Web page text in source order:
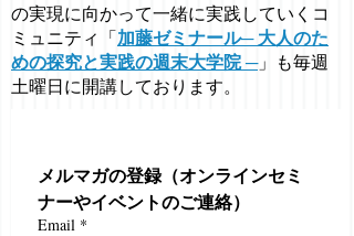
の実現に向かって一緒に実践していくコ
ミュニティ「 加藤ゼミナール─ 大人のた
めの探究と実践の週末大学院 ─」も毎週
土曜日に開講しております。
メルマガの登録（オンラインセミ
ナーやイベントのご連絡）
Email *